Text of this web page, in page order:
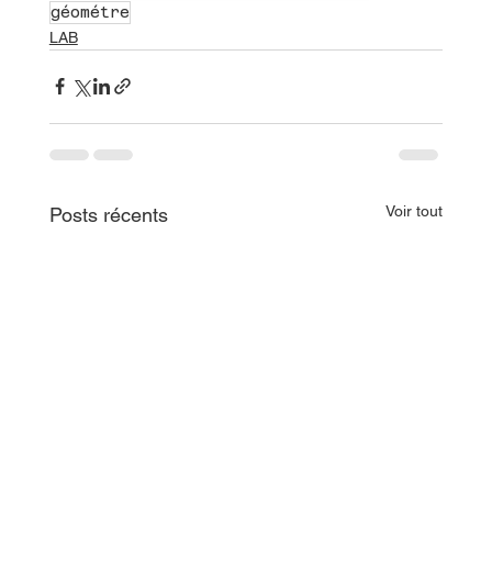
géométre
LAB
Posts récents Voir tout